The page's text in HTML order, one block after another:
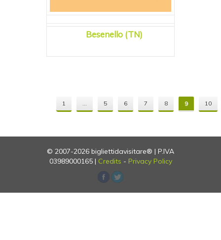
Besenello (TN)
1 5 6 7 8 9 10
© 2007-2026 bigliettidavisitare® | P.IVA
03989000165 | Credits - Privacy Policy